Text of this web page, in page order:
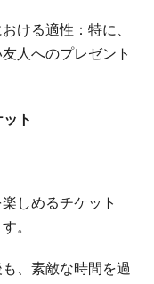
ける適性：特に、
人へのプレゼント
ト
しめるチケット
。
、素敵な時間を過